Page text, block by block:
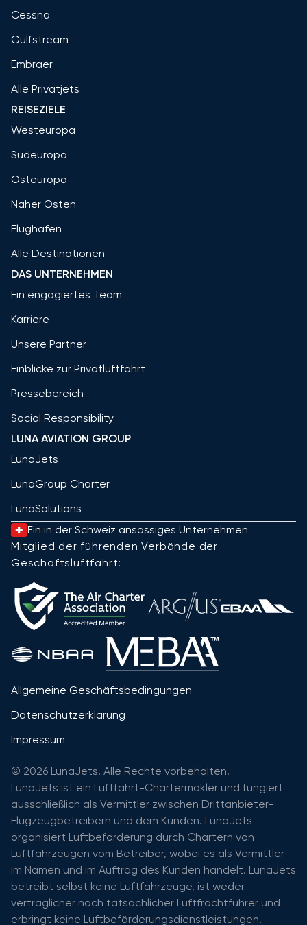
Cessna
Gulfstream
Embraer
Alle Privatjets
REISEZIELE
Westeuropa
Südeuropa
Osteuropa
Naher Osten
Flughäfen
Alle Destinationen
DAS UNTERNEHMEN
Ein engagiertes Team
Karriere
Unsere Partner
Einblicke zur Privatluftfahrt
Pressebereich
Social Responsibility
LUNA AVIATION GROUP
LunaJets
LunaGroup Charter
LunaSolutions
Ein in der Schweiz ansässiges Unternehmen
Mitglied der führenden Verbände der
Geschäftsluftfahrt:
Allgemeine Geschäftsbedingungen
Datenschutzerklärung
Impressum
© 2026 LunaJets. Alle Rechte vorbehalten.
LunaJets ist ein Luftfahrt-Chartermakler und fungiert
ausschließlich als Vermittler zwischen Drittanbieter-
Flugzeugbetreibern und dem Kunden. LunaJets
organisiert Luftbeförderung durch Chartern von
Luftfahrzeugen vom Betreiber, wobei es als Vermittler
im Namen und im Auftrag des Kunden handelt. LunaJets
betreibt selbst keine Luftfahrzeuge, ist weder
vertraglicher noch tatsächlicher Luftfrachtführer und
erbringt keine Luftbeförderungsdienstleistungen.